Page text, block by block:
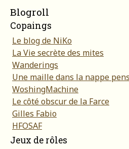
Blogroll
Copaings
Le blog de NiKo
La Vie secrète des mites
Wanderings
Une maille dans la nappe
WoshingMachine
Le côté obscur de la Farce
Gilles Fabio
HFOSAF
Jeux de rôles